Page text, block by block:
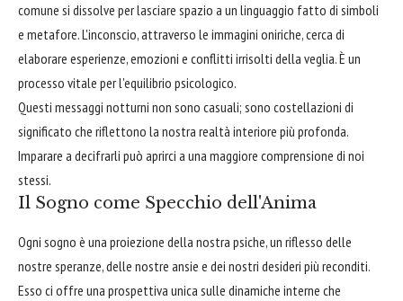
comune si dissolve per lasciare spazio a un linguaggio fatto di simboli
e metafore. L'inconscio, attraverso le immagini oniriche, cerca di
elaborare esperienze, emozioni e conflitti irrisolti della veglia. È un
processo vitale per l'equilibrio psicologico.
Questi messaggi notturni non sono casuali; sono costellazioni di
significato che riflettono la nostra realtà interiore più profonda.
Imparare a decifrarli può aprirci a una maggiore comprensione di noi
stessi.
Il Sogno come Specchio dell'Anima
Ogni sogno è una proiezione della nostra psiche, un riflesso delle
nostre speranze, delle nostre ansie e dei nostri desideri più reconditi.
Esso ci offre una prospettiva unica sulle dinamiche interne che